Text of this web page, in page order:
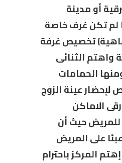
أو مدينة
لم تكن غرف خاصة
تخصيص غرفة
الثنائى
الحمامات
عينة الزوج
الاماكن
حيث أن
على المريض
المركز باحترام